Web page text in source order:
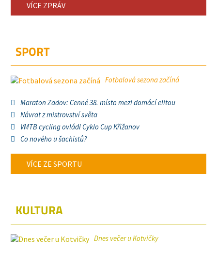
VÍCE ZPRÁV
SPORT
Fotbalová sezona začíná
Maraton Zadov: Cenné 38. místo mezi domácí elitou
Návrat z mistrovství světa
VMTB cycling ovládl Cyklo Cup Křižanov
Co nového u šachistů?
VÍCE ZE SPORTU
KULTURA
Dnes večer u Kotvičky